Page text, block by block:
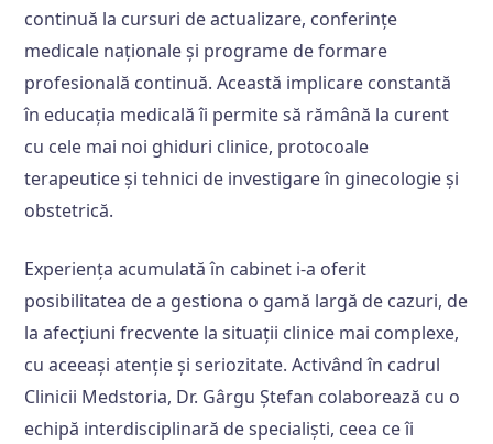
continuă la cursuri de actualizare, conferințe
medicale naționale și programe de formare
profesională continuă. Această implicare constantă
în educația medicală îi permite să rămână la curent
cu cele mai noi ghiduri clinice, protocoale
terapeutice și tehnici de investigare în ginecologie și
obstetrică.
Experiența acumulată în cabinet i-a oferit
posibilitatea de a gestiona o gamă largă de cazuri, de
la afecțiuni frecvente la situații clinice mai complexe,
cu aceeași atenție și seriozitate. Activând în cadrul
Clinicii Medstoria, Dr. Gârgu Ștefan colaborează cu o
echipă interdisciplinară de specialiști, ceea ce îi